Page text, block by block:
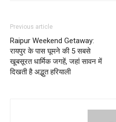
Previous article
Raipur Weekend Getaway:
रायपुर के पास घूमने की 5 सबसे
खूबसूरत धार्मिक जगहें, जहां सावन में
दिखती है अद्भुत हरियाली